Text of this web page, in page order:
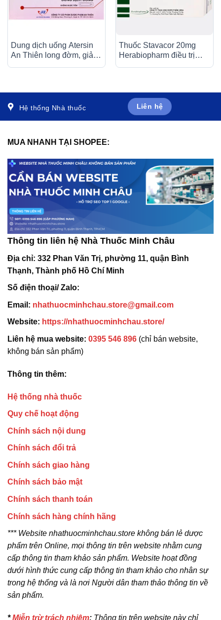
Dung dịch uống Atersin
An Thiên long đờm, giảm
Thuốc Stavacor 20mg
Herabiopharm điều trị
Hệ thống Nhà thuốc Liên hệ
MUA NHANH TẠI SHOPEE:
Thông tin liên hệ Nhà Thuốc Minh Châu
Địa chỉ: 332 Phan Văn Trị, phường 11, quận Bình
Thạnh, Thành phố Hồ Chí Minh
Số điện thoại/ Zalo:
Email: nhathuocminhchau.store@gmail.com
Website: https://nhathuocminhchau.store/
Liên hệ mua website: 0395 546 896 (chỉ bán website,
không bán sản phẩm)
Thông tin thêm:
Hệ thống nhà thuốc
Quy chế hoạt động
Chính sách nội dung
Chính sách đổi trả
Chính sách giao hàng
Chính sách bảo mật
Chính sách thanh toán
Chính sách hàng chính hãng
*** Website nhathuocminhchau.store không bán lẻ dược
phẩm trên Online, mọi thông tin trên website nhằm cung
cấp thông tin tham khảo sản phẩm. Website hoạt đồng
dưới hình thức cung cấp thông tin tham khảo cho nhân sự
trong hệ thống và là nơi Người dân tham thảo thông tin về
sản phẩm.
*Miễn trừ trách nhiệm: Thông tin trên website này chỉ